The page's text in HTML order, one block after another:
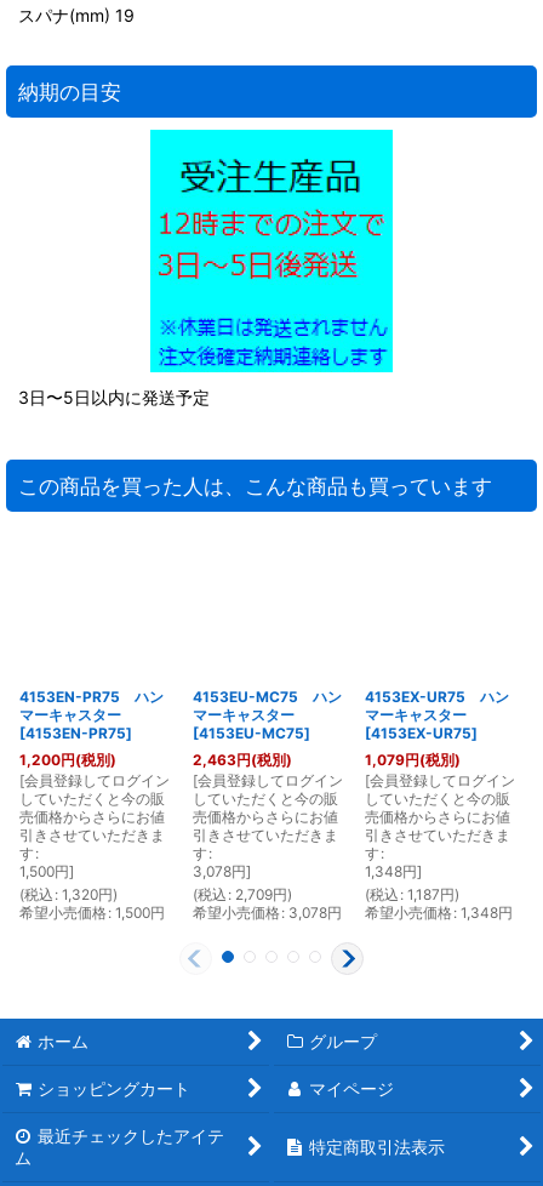
スパナ(mm) 19
納期の目安
3日〜5日以内に発送予定
この商品を買った人は、こんな商品も買っています
4153EN-PR75 ハン
マーキャスター
[4153EN-PR75]
1,200円(税別)
[会員登録してログイン
していただくと今の販
売価格からさらにお値
引きさせていただきま
す :
1,500円]
(税込 : 1,320円)
希望小売価格: 1,500円
4153EU-MC75 ハン
マーキャスター
[4153EU-MC75]
2,463円(税別)
[会員登録してログイン
していただくと今の販
売価格からさらにお値
引きさせていただきま
す :
3,078円]
(税込 : 2,709円)
希望小売価格: 3,078円
4153EX-UR75 ハン
マーキャスター
[4153EX-UR75]
1,079円(税別)
[会員登録してログイン
していただくと今の販
売価格からさらにお値
引きさせていただきま
す :
1,348円]
(税込 : 1,187円)
希望小売価格: 1,348円
ホーム グループ
ショッピングカート マイページ
最近チェックしたアイテ
ム
特定商取引法表示